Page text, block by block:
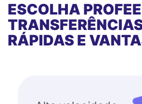
ESCOLHA
RÁPIDAS E